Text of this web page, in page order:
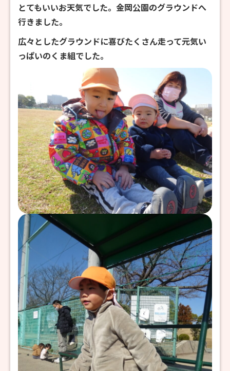
とてもいいお天気でした。金岡公園のグラウンドへ
行きました。
広々としたグラウンドに喜びたくさん走って元気い
っぱいのくま組でした。